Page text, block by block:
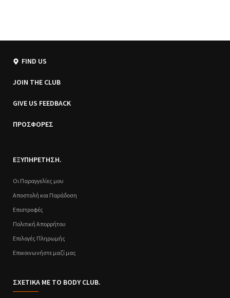
FIND US
JOIN THE CLUB
GIVE US FEEDBACK
ΠΡΟΣΦΟΡΕΣ
ΕΞΥΠΗΡΕΤΗΣΗ.
Οι Παραγγελίες μου
Αποστολή και Παράδοση
Επιστροφές
Πολιτική Απορρήτου
Επιλογές Πληρωμής
Επικοινωνήστε μαζί μας
ΣΧΕΤΙΚΑ ΜΕ ΤΟ BODY CLUB.